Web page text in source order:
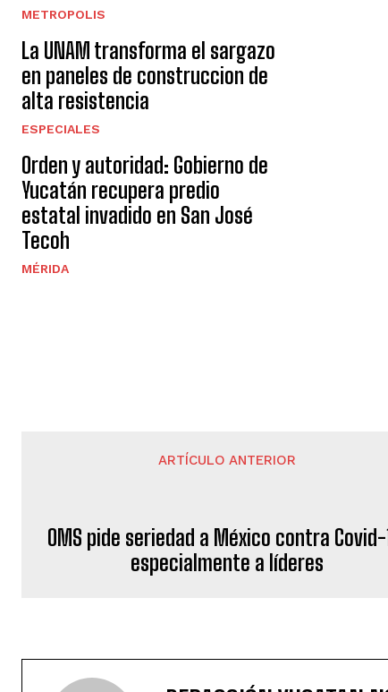
METROPOLIS
La UNAM transforma el sargazo
en paneles de construccion de
alta resistencia
ESPECIALES
Orden y autoridad: Gobierno de
Yucatán recupera predio
estatal invadido en San José
Tecoh
MÉRIDA
ARTÍCULO ANTERIOR
OMS pide seriedad a México contra Covid-